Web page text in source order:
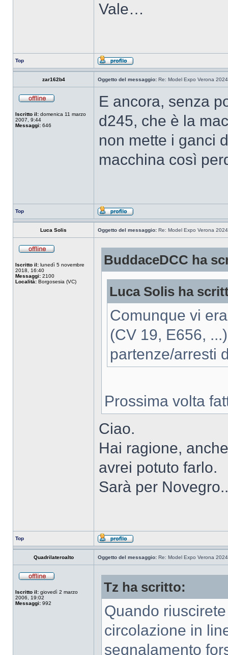
Vale…
Top
zar162b4 Oggetto del messaggio: Re: Model Expo Verona 2024
Iscritto il: domenica 11 marzo
2007, 9:44
Messaggi: 646
E ancora, senza
d245, che è la
non mette i ganci
macchina così
Top
Luca Solis Oggetto del messaggio: Re: Model Expo Verona 2024
Iscritto il: lunedì 5 novembre
2018, 16:40
Messaggi: 2100
Località: Borgosesia (VC)
BuddaceDCC ha
Luca Solis ha
Comunque vi
(CV 19, E656,
partenze/arresti
Prossima volta
Ciao.
Hai ragione,
avrei potuto farlo.
Sarà per
Top
Quadrilateroalto Oggetto del messaggio: Re: Model Expo Verona 2024
Iscritto il: giovedì 2 marzo
2006, 19:02
Messaggi: 992
Tz ha scritto:
Quando
circolazione in
segnalamento